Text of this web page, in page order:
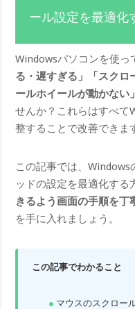
ール設定を最適化
Windowsパソコンを使っ
る・遅すぎる」「スクロ
ールホイールが動かない」
せんか？これらはすべて
整することで改善できま
この記事では、
ッドの設定を最適化する
きるよう画面の手順を丁
を手に入れましょう。
この記事でわかること
マウスのスクロー